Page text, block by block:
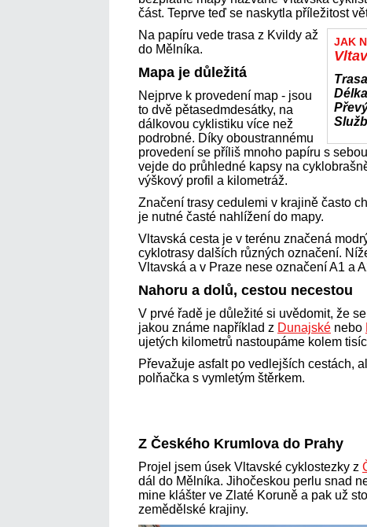
část. Teprve teď se naskytla příležitost
JAK
Na papíru vede trasa z Kvildy až
do Mělníka.
Mapa je důležitá
Nejprve k provedení map - jsou
to dvě pětasedmdesátky, na
dálkovou cyklistiku více než
podrobné. Díky oboustrannému
provedení se příliš mnoho papíru s
vejde do průhledné kapsy na
výškový profil a kilometráž.
Značení trasy cedulemi v krajině často
je nutné časté nahlížení do mapy.
Vltavská cesta je v terénu značená
cyklotrasy dalších různých označení.
Vltavská a v Praze nese označení A1 a
Nahoru a dolů, cestou necestou
V prvé řadě je důležité si uvědomit, že
jakou známe například z Dunajské nebo
ujetých kilometrů nastoupáme kolem
Převažuje asfalt po vedlejších cestách,
polňačka s vymletým štěrkem.
Z Českého Krumlova do Prahy
Projel jsem úsek Vltavské cyklostezky z
dál do Mělníka. Jihočeskou perlu snad
mine klášter ve Zlaté Koruně a pak už
zemědělské krajiny.